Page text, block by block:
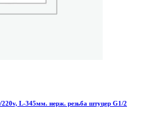
L-345мм. нерж. резьба штуцер G1/2